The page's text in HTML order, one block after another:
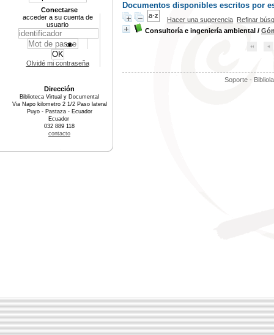
Documentos disponibles escritos por
Hacer una sugerencia Refinar
Consultoría e ingeniería ambiental /
Soporte -
Conectarse
acceder a su cuenta de
usuario
Olvidé mi contraseña
Dirección
Biblioteca Virtual y Documental
Via Napo kilometro 2 1/2 Paso lateral
Puyo - Pastaza - Ecuador
Ecuador
032 889 118
contacto